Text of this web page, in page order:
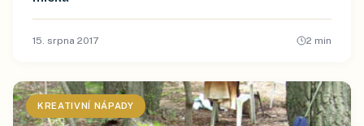
15. srpna 2017 2 min
KREATIVNÍ NÁPADY